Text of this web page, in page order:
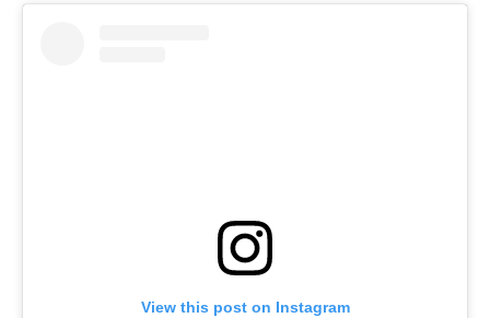
View this post on Instagram